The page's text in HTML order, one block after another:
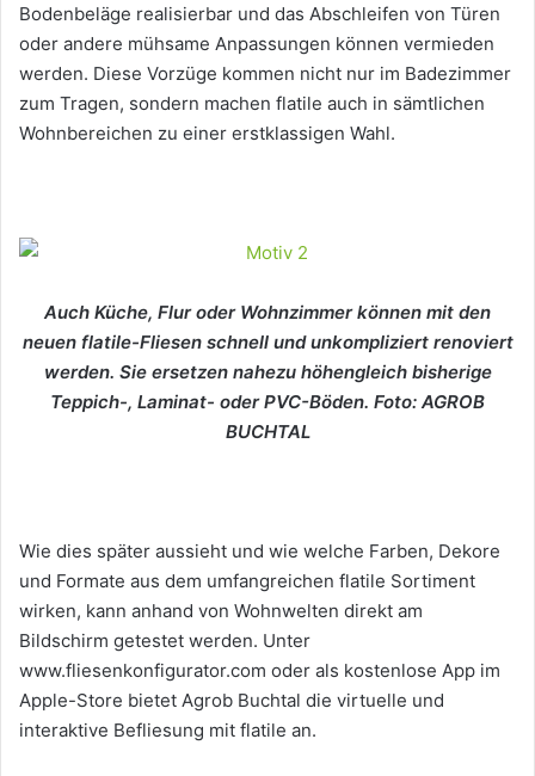
Bodenbeläge realisierbar und das Abschleifen von Türen
oder andere mühsame Anpassungen können vermieden
werden. Diese Vorzüge kommen nicht nur im Badezimmer
zum Tragen, sondern machen flatile auch in sämtlichen
Wohnbereichen zu einer erstklassigen Wahl.
Auch Küche, Flur oder Wohnzimmer können mit den
neuen flatile-Fliesen schnell und unkompliziert renoviert
werden. Sie ersetzen nahezu höhengleich bisherige
Teppich-, Laminat- oder PVC-Böden. Foto: AGROB
BUCHTAL
Wie dies später aussieht und wie welche Farben, Dekore
und Formate aus dem umfangreichen flatile Sortiment
wirken, kann anhand von Wohnwelten direkt am
Bildschirm getestet werden. Unter
www.fliesenkonfigurator.com oder als kostenlose App im
Apple-Store bietet Agrob Buchtal die virtuelle und
interaktive Befliesung mit flatile an.